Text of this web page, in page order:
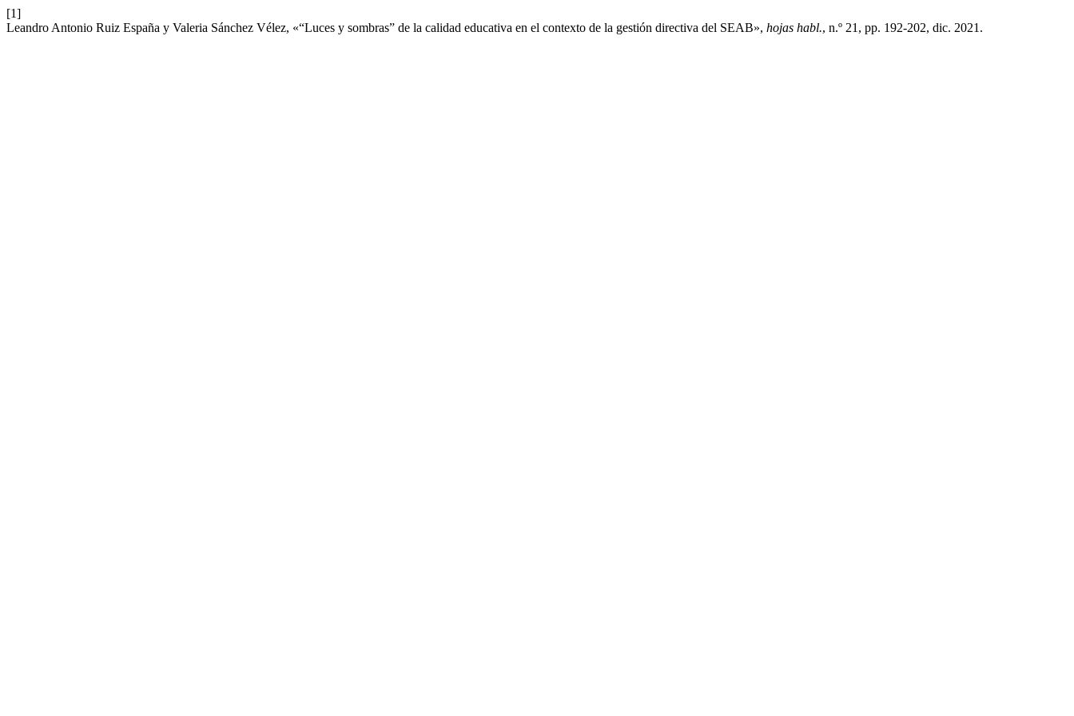
[1]
Leandro Antonio Ruiz España y Valeria Sánchez Vélez, «“Luces y sombras” de la calidad educativa en el contexto de la gestión directiva del SEAB», hojas habl., n.º 21, pp. 192-202, dic. 2021.